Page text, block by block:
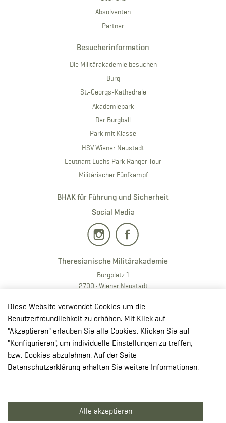
Absolventen
Partner
Besucherinformation
Die Militärakademie besuchen
Burg
St.-Georgs-Kathedrale
Akademiepark
Der Burgball
Park mit Klasse
HSV Wiener Neustadt
Leutnant Luchs Park Ranger Tour
Militärischer Fünfkampf
BHAK für Führung und Sicherheit
Social Media
Theresianische Militärakademie
Burgplatz 1
2700 · Wiener Neustadt
T:+43 50201 20 28901
E:redaktion.milak @bmlv.gv.at
In OpenStreetMap öffnen
↳ Route mit GoogleMaps planen
Impressum
Diese Website verwendet Cookies um die
Benutzerfreundlichkeit zu erhöhen. Mit Klick auf
"Akzeptieren" erlauben Sie alle Cookies. Klicken Sie auf
"Konfigurieren", um individuelle Einstellungen zu treffen,
bzw. Cookies abzulehnen. Auf der Seite
Datenschutzerklärung erhalten Sie weitere Informationen.
Alle akzeptieren